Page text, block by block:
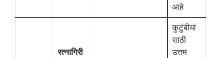
आहे
रत्नागिरी
कुटुंबीयां
साठी
उत्तम